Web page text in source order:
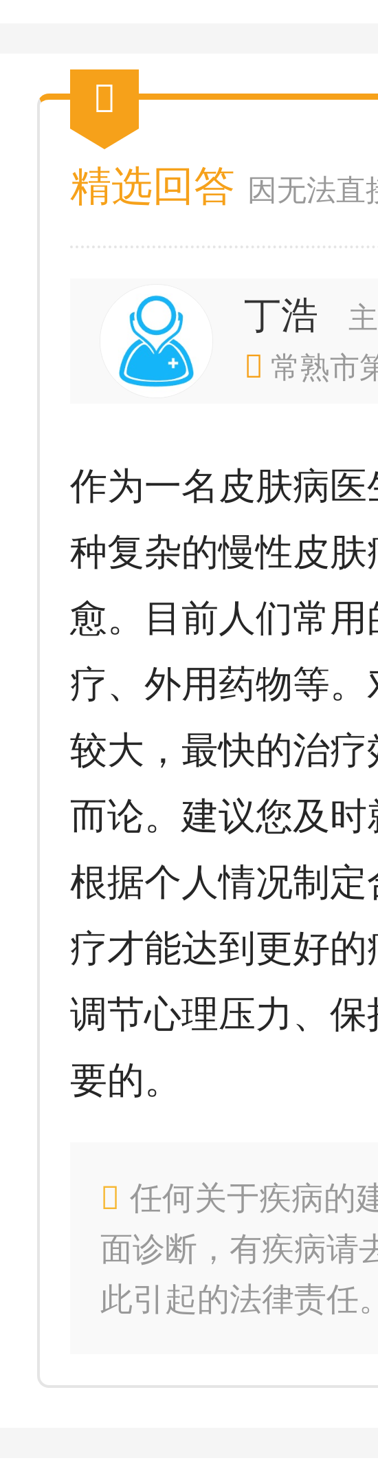
精选回答 因无法直
丁浩
常熟市
作为一名皮肤病
种复杂的慢性皮
愈。目前人们常
疗、外用药物等
较大，最快的治
而论。建议您及时
根据个人情况制
疗才能达到更好的
调节心理压力、
要的。
任何关于疾病的
面诊断，有疾病请
此引起的法律责任。